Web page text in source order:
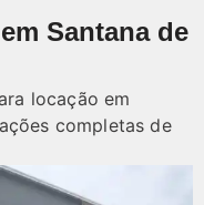
Santana de
locação em
completas de